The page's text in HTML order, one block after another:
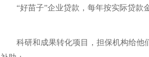
“好苗子”企业贷款，每年按实际贷款
科研和成果转化项目，担保机构给他